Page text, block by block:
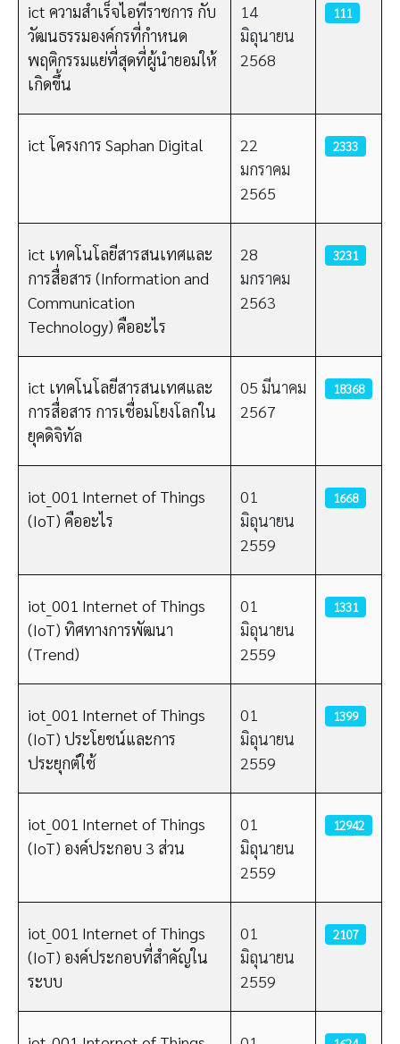
ict ความสำเร็จไอทีราชการ กับ
วัฒนธรรมองค์กรที่กำหนด
พฤติกรรมแย่ที่สุดที่ผู้นำยอมให้
เกิดขึ้น
14
มิถุนายน
2568
111
ict โครงการ Saphan Digital
22
มกราคม
2565
2333
ict เทคโนโลยีสารสนเทศและ
การสื่อสาร (Information and
Communication
Technology) คืออะไร
28
มกราคม
2563
3231
ict เทคโนโลยีสารสนเทศและ
การสื่อสาร การเชื่อมโยงโลกใน
ยุคดิจิทัล
05 มีนาคม
2567
18368
iot_001 Internet of Things
(IoT) คืออะไร
01
มิถุนายน
2559
1668
iot_001 Internet of Things
(IoT) ทิศทางการพัฒนา
(Trend)
01
มิถุนายน
2559
1331
iot_001 Internet of Things
(IoT) ประโยชน์และการ
ประยุกต์ใช้
01
มิถุนายน
2559
1399
iot_001 Internet of Things
(IoT) องค์ประกอบ 3 ส่วน
01
มิถุนายน
2559
12942
iot_001 Internet of Things
(IoT) องค์ประกอบที่สำคัญใน
ระบบ
01
มิถุนายน
2559
2107